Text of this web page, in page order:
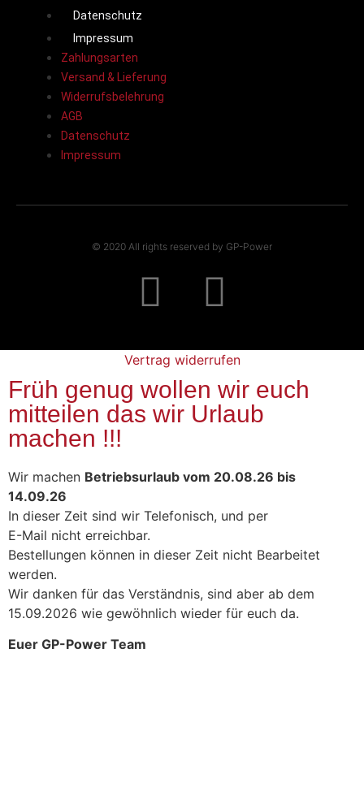
Datenschutz
Impressum
Zahlungsarten
Versand & Lieferung
Widerrufsbelehrung
AGB
Datenschutz
Impressum
© 2020 All rights reserved by GP-Power
Vertrag widerrufen
Früh genug wollen wir euch
mitteilen das wir Urlaub
machen !!!
Wir machen Betriebsurlaub vom 20.08.26 bis
14.09.26
In dieser Zeit sind wir Telefonisch, und per
E-Mail nicht erreichbar.
Bestellungen können in dieser Zeit nicht Bearbeitet
werden.
Wir danken für das Verständnis, sind aber ab dem
15.09.2026 wie gewöhnlich wieder für euch da.
Euer GP-Power Team